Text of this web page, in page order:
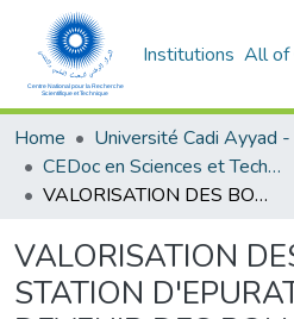
Institutions All of
Home
CEDoc en Sciences et Techniques et Sciences Médicales (CED - STSM)
VALORISATION DES BOUES DE STATION D'EPURATION ET DEVENIR DES POLLUANTS EMERGENTS.
VALORISATION
STATION